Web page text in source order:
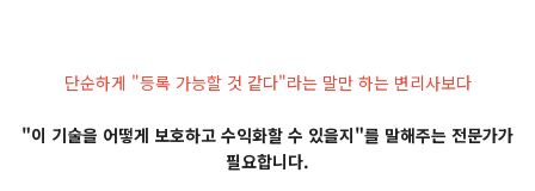
단순하게 "등록 가능할 것 같다"라는 말만 하는 변리사보다
"이 기술을 어떻게 보호하고 수익화할 수 있을지"를 말해주는 전문가가
필요합니다.